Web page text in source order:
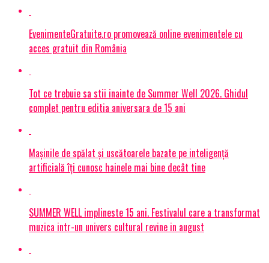
EvenimenteGratuite.ro promovează online evenimentele cu
acces gratuit din România
Tot ce trebuie sa stii inainte de Summer Well 2026. Ghidul
complet pentru editia aniversara de 15 ani
Mașinile de spălat și uscătoarele bazate pe inteligență
artificială îți cunosc hainele mai bine decât tine
SUMMER WELL implineste 15 ani. Festivalul care a transformat
muzica intr-un univers cultural revine in august